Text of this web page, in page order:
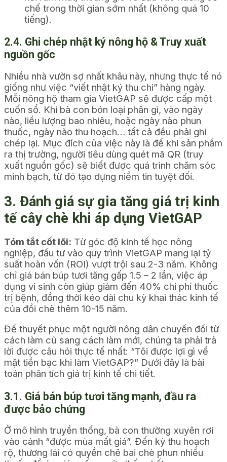
chế trong thời gian sớm nhất (không quá 10
tiếng).
2.4. Ghi chép nhật ký nông hộ & Truy xuất
nguồn gốc
Nhiều nhà vườn sợ nhất khâu này, nhưng thực tế nó
giống như việc “viết nhật ký thu chi” hàng ngày.
Mỗi nông hộ tham gia VietGAP sẽ được cấp một
cuốn sổ. Khi bà con bón loại phân gì, vào ngày
nào, liều lượng bao nhiêu, hoặc ngày nào phun
thuốc, ngày nào thu hoạch… tất cả đều phải ghi
chép lại. Mục đích của việc này là để khi sản phẩm
ra thị trường, người tiêu dùng quét mã QR (truy
xuất nguồn gốc) sẽ biết được quá trình chăm sóc
minh bạch, từ đó tạo dựng niềm tin tuyệt đối.
3. Đánh giá sự gia tăng giá trị kinh
tế cây chè khi áp dụng VietGAP
Tóm tắt cốt lõi: Từ góc độ kinh tế học nông
nghiệp, đầu tư vào quy trình VietGAP mang lại tỷ
suất hoàn vốn (ROI) vượt trội sau 2-3 năm. Không
chỉ giá bán búp tươi tăng gấp 1.5 – 2 lần, việc áp
dụng vi sinh còn giúp giảm đến 40% chi phí thuốc
trị bệnh, đồng thời kéo dài chu kỳ khai thác kinh tế
của đồi chè thêm 10-15 năm.
Để thuyết phục một người nông dân chuyển đổi từ
cách làm cũ sang cách làm mới, chúng ta phải trả
lời được câu hỏi thực tế nhất: “Tôi được lợi gì về
mặt tiền bạc khi làm VietGAP?” Dưới đây là bài
toán phân tích giá trị kinh tế chi tiết.
3.1. Giá bán búp tươi tăng mạnh, đầu ra
được bảo chứng
Ở mô hình truyền thống, bà con thường xuyên rơi
vào cảnh “được mùa mất giá”. Đến kỳ thu hoạch
rộ, thương lái có quyền chê bai chè phun nhiều